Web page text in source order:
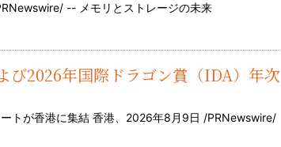
-- メモリとストレージの未来
び2026年国際ドラゴン賞（IDA）年次
トが香港に集結 香港、2026年8月9日 /PRNewswire/